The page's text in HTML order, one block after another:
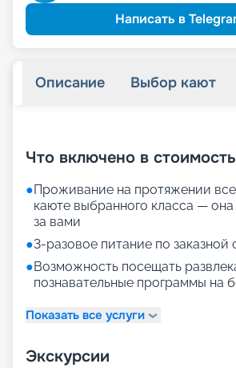
Написать в
Описание Выбор кают
Что включено в стоимость
●Проживание на протяжении
каюте выбранного класса — она
за вами
●3-разовое питание по заказной
●Возможность посещать
познавательные программы на
Показать все услуги
Экскурсии